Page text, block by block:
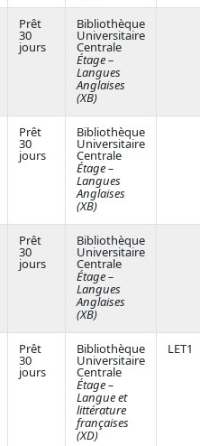
Prêt
30
jours
Bibliothèque
Universitaire
Centrale
Étage –
Langues
Anglaises
(XB)
Prêt
30
jours
Bibliothèque
Universitaire
Centrale
Étage –
Langues
Anglaises
(XB)
Prêt
30
jours
Bibliothèque
Universitaire
Centrale
Étage –
Langues
Anglaises
(XB)
Prêt
30
jours
Bibliothèque
Universitaire
Centrale
Étage –
Langue et
littérature
françaises
(XD)
LET1